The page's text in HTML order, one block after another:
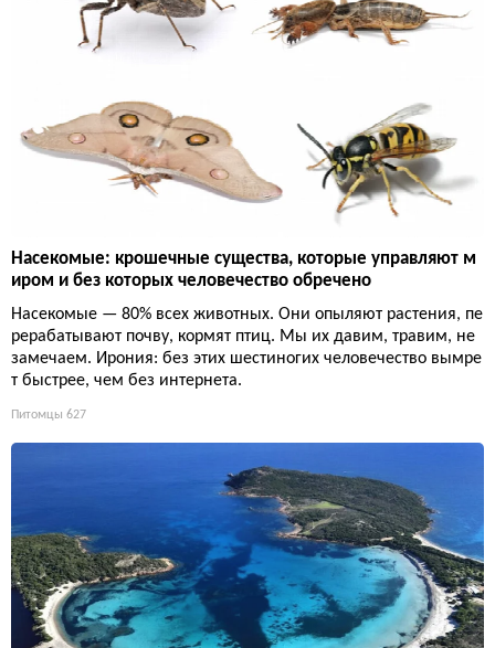
Насекомые: крошечные существа, которые управляют м
иром и без которых человечество обречено
Насекомые — 80% всех животных. Они опыляют растения, пе
рерабатывают почву, кормят птиц. Мы их давим, травим, не
замечаем. Ирония: без этих шестиногих человечество вымре
т быстрее, чем без интернета.
Питомцы 627